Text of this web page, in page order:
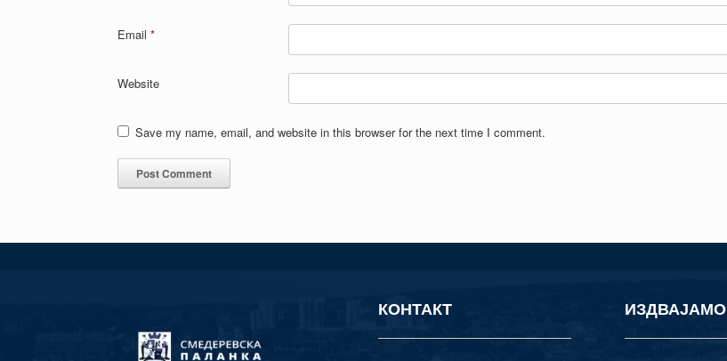
Email *
Website
Save my name, email, and website in this browser for the next time I comment.
КОНТАКТ ИЗДВАЈАМО